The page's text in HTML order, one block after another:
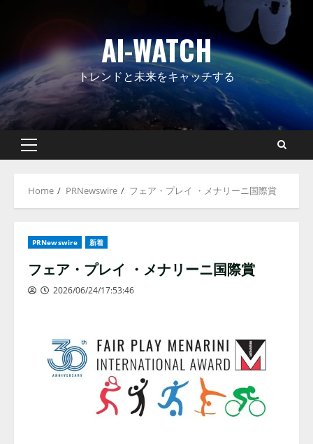
AI-WATCH
トレンドと未来をキャッチする
Primary
Home PRNewswire フェア・プレイ ・メナリーニ国際賞
PRNewswire 新着
フェア・プレイ ・メナリーニ国際賞
2026/06/24/17:53:46